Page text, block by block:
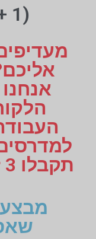
(1 + 1 + 1 חינם)
תקבלו 3 זוגות במחיר אחד!